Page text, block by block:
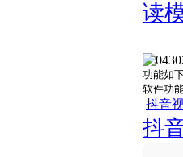
读
功能如
软件功
抖音
抖